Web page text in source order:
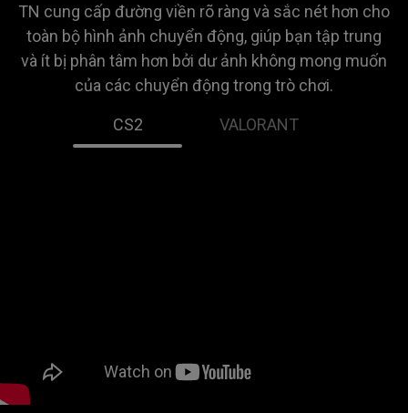
TN cung cấp đường viền rõ ràng và sắc nét hơn cho
toàn bộ hình ảnh chuyển động, giúp bạn tập trung
và ít bị phân tâm hơn bởi dư ảnh không mong muốn
của các chuyển động trong trò chơi.
CS2 VALORANT